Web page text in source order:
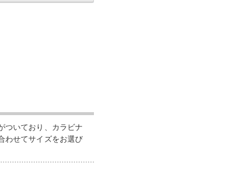
ついており、カラビナ
わせてサイズをお選び